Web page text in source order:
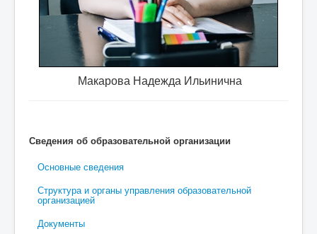
Макарова Надежда Ильинична
Сведения об образовательной организации
Основные сведения
Структура и органы управления образовательной
организацией
Документы